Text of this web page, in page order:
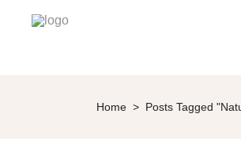
Home > Posts Tagged